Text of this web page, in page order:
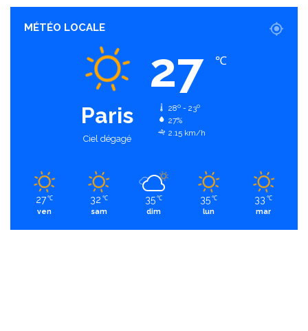
MÉTÉO LOCALE
Paris
Ciel dégagé
27 ℃
28º - 23º
27%
2.15 km/h
27 ℃
ven
32 ℃
sam
35 ℃
dim
35 ℃
lun
33 ℃
mar